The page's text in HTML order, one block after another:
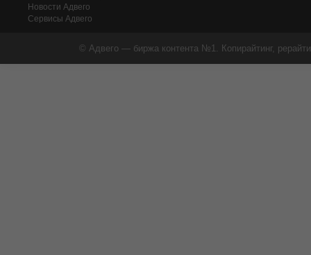
Новости Адвего
Сервисы Адвего
© Адвего — биржа контента №1. Копирайтинг,